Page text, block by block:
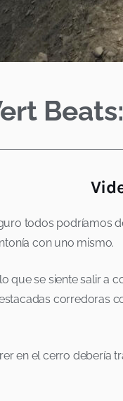
todos podríamos
con uno mismo.
que se siente salir a
en el cerro debería